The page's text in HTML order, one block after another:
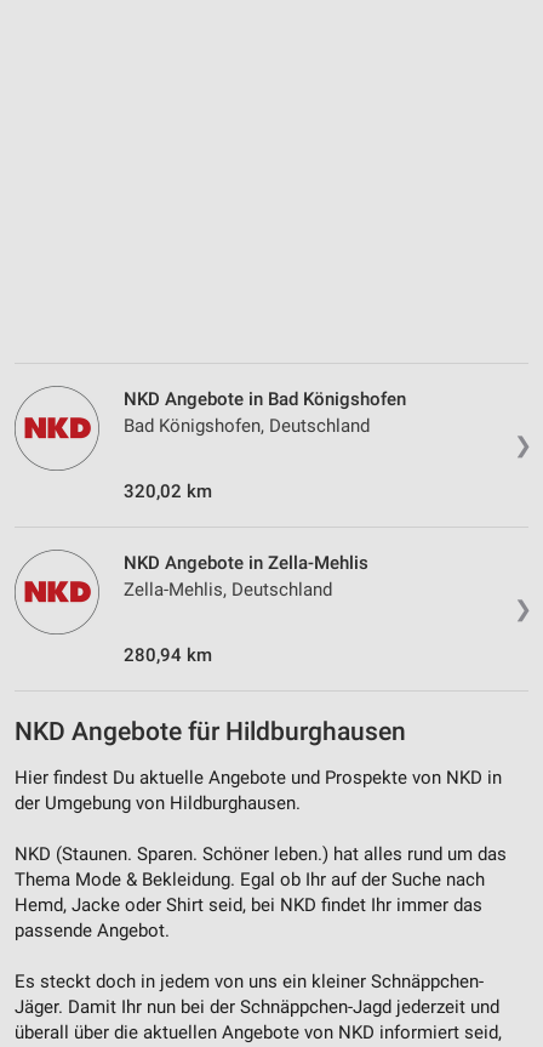
❯
NKD Angebote in Bad Königshofen
Bad Königshofen, Deutschland
320,02 km
❯
NKD Angebote in Zella-Mehlis
Zella-Mehlis, Deutschland
280,94 km
NKD Angebote für Hildburghausen
Hier findest Du aktuelle Angebote und Prospekte von NKD in
der Umgebung von Hildburghausen.
NKD (Staunen. Sparen. Schöner leben.) hat alles rund um das
Thema Mode & Bekleidung. Egal ob Ihr auf der Suche nach
Hemd, Jacke oder Shirt seid, bei NKD findet Ihr immer das
passende Angebot.
Es steckt doch in jedem von uns ein kleiner Schnäppchen-
Jäger. Damit Ihr nun bei der Schnäppchen-Jagd jederzeit und
überall über die aktuellen Angebote von NKD informiert seid,
Verwendung reduzierter Daten zur Auswahl von
Inhalten
IAB-Besonderheiten:
Verwendung genauer Standortdaten
Informationen identifizieren
Nicht-IAB-Verarbeitungszwecke:
Notwendig
Funktional
Werbung